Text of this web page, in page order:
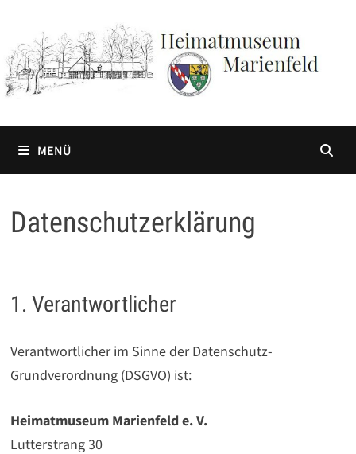
springen
MENÜ
Datenschutzerklärung
1. Verantwortlicher
Verantwortlicher im Sinne der Datenschutz-
Grundverordnung (DSGVO) ist:
Heimatmuseum Marienfeld e. V.
Lutterstrang 30